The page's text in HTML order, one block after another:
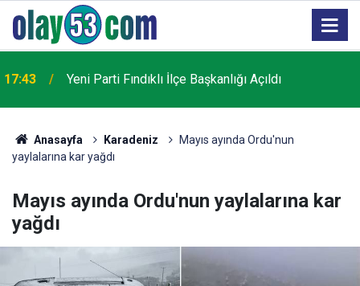
17:35 Dronla vurulan Türk gemisi Samsun'da
Anasayfa Karadeniz
Mayıs ayında Ordu'nun
yaylalarına kar yağdı
Mayıs ayında Ordu'nun yaylalarına kar
yağdı